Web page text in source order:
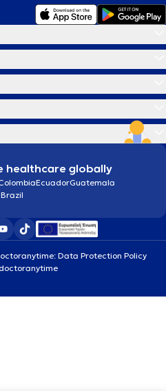
healthcare globally
EcuadorGuatemala
Brazil
Data Protection Policy